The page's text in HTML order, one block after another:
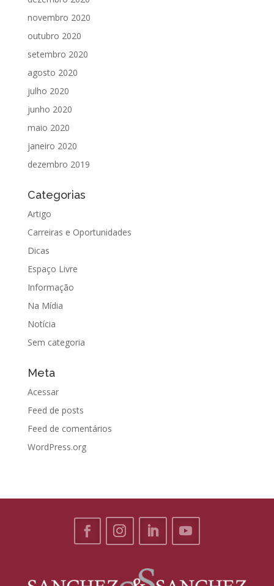
novembro 2020
outubro 2020
setembro 2020
agosto 2020
julho 2020
junho 2020
maio 2020
janeiro 2020
dezembro 2019
Categorias
Artigo
Carreiras e Oportunidades
Dicas
Espaço Livre
Informação
Na Mídia
Notícia
Sem categoria
Meta
Acessar
Feed de posts
Feed de comentários
WordPress.org